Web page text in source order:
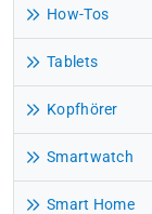
How-Tos
Tablets
Kopfhörer
Smartwatch
Smart Home